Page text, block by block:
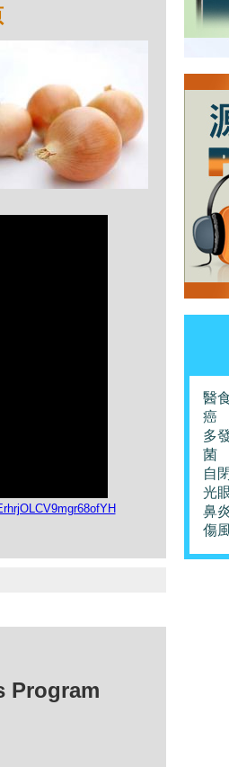
Program
醫
癌
多
菌
自
光
鼻
傷